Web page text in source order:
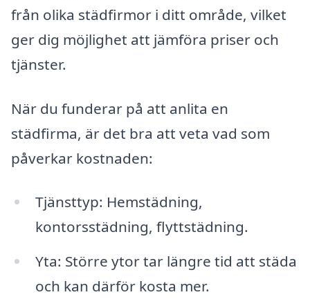
från olika städfirmor i ditt område, vilket
ger dig möjlighet att jämföra priser och
tjänster.
När du funderar på att anlita en
städfirma, är det bra att veta vad som
påverkar kostnaden:
Tjänsttyp: Hemstädning,
kontorsstädning, flyttstädning.
Yta: Större ytor tar längre tid att städa
och kan därför kosta mer.